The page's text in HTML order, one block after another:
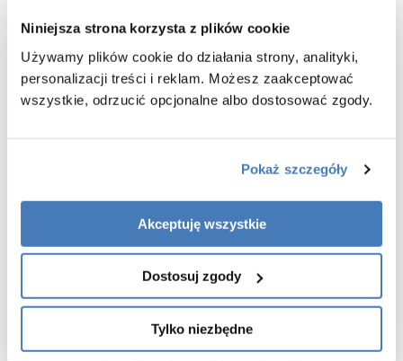
Niniejsza strona korzysta z plików cookie
Używamy plików cookie do działania strony, analityki,
personalizacji treści i reklam. Możesz zaakceptować
wszystkie, odrzucić opcjonalne albo dostosować zgody.
Pokaż szczegóły
Akceptuję wszystkie
Dostosuj zgody
Tylko niezbędne
gwarancja 2 lata